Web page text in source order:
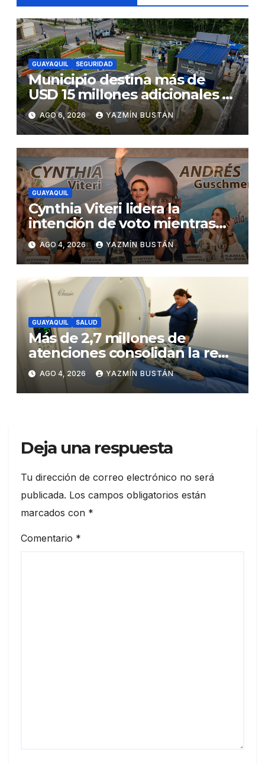
GUAYAQUIL SEGURIDAD
Municipio destina más de
USD 15 millones adicionales a
SEGURA EP para fortalecer la
seguridad ciudadana
AGO 6, 2026 YAZMÍN BUSTÁN
GUAYAQUIL
Cynthia Viteri lidera la
intención de voto mientras
Andrés Guschmer muestra
un destacado crecimiento,
según AtlasIntel
AGO 4, 2026 YAZMÍN BUSTÁN
GUAYAQUIL SALUD
Más de 2,7 millones de
atenciones consolidan la red
municipal de salud
AGO 4, 2026 YAZMÍN BUSTÁN
Deja una respuesta
Tu dirección de correo electrónico no será
publicada. Los campos obligatorios están
marcados con *
Comentario *